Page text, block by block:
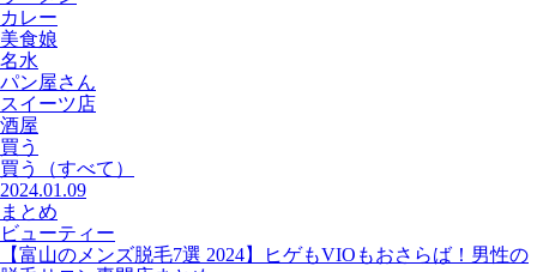
カレー
美食娘
名水
パン屋さん
スイーツ店
酒屋
買う
買う
（すべて）
2024.01.09
まとめ
ビューティー
【富山のメンズ脱毛7選 2024】ヒゲもVIOもおさらば！男性の